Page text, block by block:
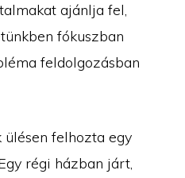
ajánlja fel,
fókuszban
feldolgozásban
ülésen felhozta egy
régi házban járt,